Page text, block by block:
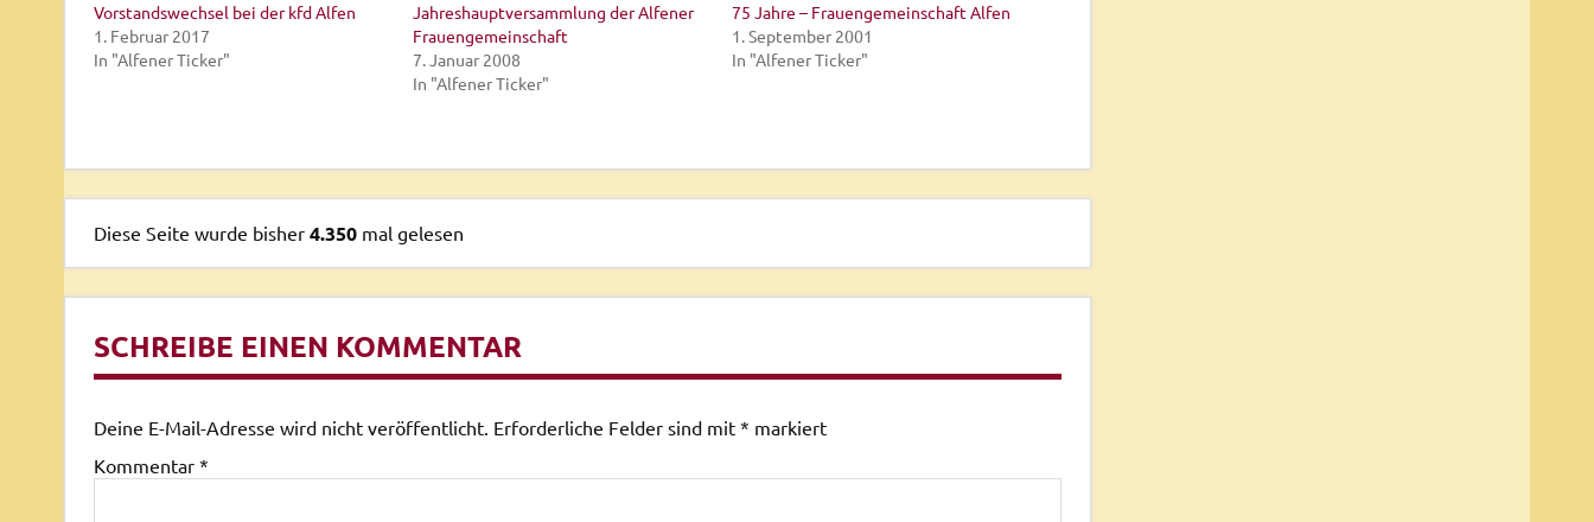
Vorstandswechsel bei der kfd Alfen
1. Februar 2017
In "Alfener Ticker"
Jahreshauptversammlung der Alfener
Frauengemeinschaft
7. Januar 2008
In "Alfener Ticker"
75 Jahre – Frauengemeinschaft Alfen
1. September 2001
In "Alfener Ticker"
Diese Seite wurde bisher4.350 mal gelesen
SCHREIBE EINEN KOMMENTAR
Deine E-Mail-Adresse wird nicht veröffentlicht. Erforderliche Felder sind mit * markiert
Kommentar *